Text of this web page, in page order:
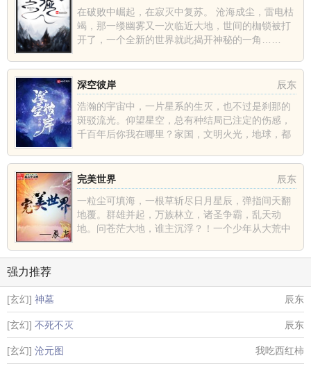
在破败中崛起，在寂灭中复苏。 沧海成尘，雷电枯
竭，那一缕幽雾又一次临近大地，世间的枷锁被打
开了，一个全新的世界就此揭开神秘的一角……
辰东
深空彼岸
浩瀚的宇宙中，一片星系的生灭，也不过是刹那的
斑驳流光。仰望星空，总有种结局已注定的伤感，
千百年后你我在哪里？家国，文明火光，地球，都
辰东
完美世界
一粒尘可填海，一根草斩尽日月星辰，弹指间天翻
地覆。群雄并起，万族林立，诸圣争霸，乱天动
地。问苍茫大地，谁主沉浮？！一个少年从大荒中
强力推荐
[玄幻] 神墓 辰东
[玄幻] 不死不灭 辰东
[玄幻] 沧元图 我吃西红柿